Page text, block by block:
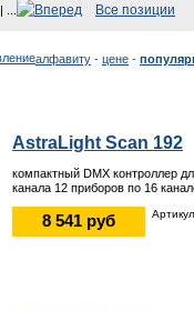
| ... Все позиции
алфавиту - цене -
AstraLight Scan 192
компактный DMX контроллер
канала 12 приборов по 16
8 541 руб